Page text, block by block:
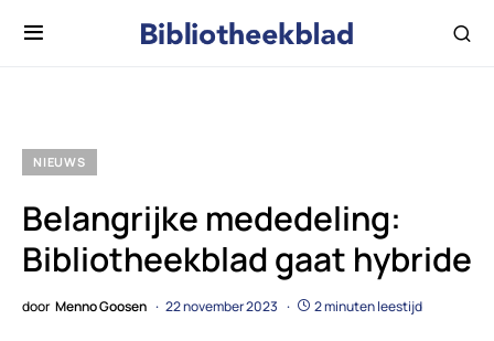
NIEUWS
Belangrijke mededeling:
Bibliotheekblad gaat hybride
door Menno Goosen 22 november 2023 2 minuten leestijd